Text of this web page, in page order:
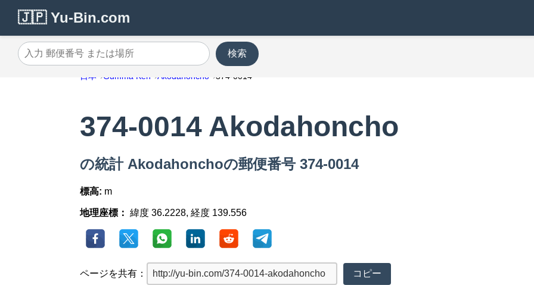
🇯🇵 Yu-Bin.com
入力 郵便番号 または場所
検索
日本 Gumma Ken Akodahoncho 374-0014
374-0014 Akodahoncho
の統計 Akodahonchoの郵便番号 374-0014
標高: m
地理座標： 緯度 36.2228, 経度 139.556
ページを共有： コピー